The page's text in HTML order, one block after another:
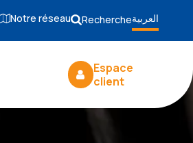
Notre réseau Rechercheالعربية
Espace
client